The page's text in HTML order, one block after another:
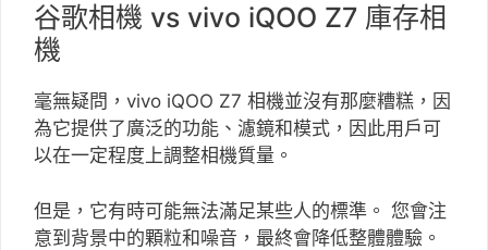
谷歌相機 vs vivo iQOO Z7 庫存相
機
毫無疑問，vivo iQOO Z7 相機並沒有那麼糟糕，因
為它提供了廣泛的功能、濾鏡和模式，因此用戶可
以在一定程度上調整相機質量。
但是，它有時可能無法滿足某些人的標準。 您會注
意到背景中的顆粒和噪音，最終會降低整體體驗。